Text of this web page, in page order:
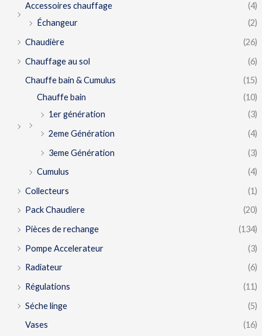
Accessoires chauffage
(4)
Échangeur
(2)
Chaudière
(26)
Chauffage au sol
(6)
Chauffe bain & Cumulus
(15)
Chauffe bain
(10)
1er génération
(3)
2eme Génération
(4)
3eme Génération
(3)
Cumulus
(4)
Collecteurs
(1)
Pack Chaudiere
(20)
Pièces de rechange
(134)
Pompe Accelerateur
(3)
Radiateur
(6)
Régulations
(11)
Séche linge
(5)
Vases
(16)